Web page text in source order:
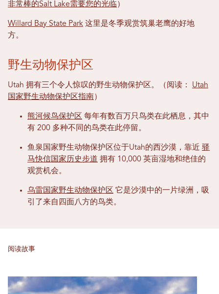
非常棒的Salt Lake需要您的光临 ）
Willard Bay State Park 这里是冬季观赏筑巢老鹰的好地
方。
野生动物保护区
Utah 拥有三个令人惊叹的野生动物保护区。（阅读： Utah
国家野生动物保护区指南 ）
熊河候鸟保护区 每年有数百万只鸟类在此栖息，其中
有 200 多种不同的鸟类在此停留。
鱼泉国家野生动物保护区位于Utah的西沙漠，靠近 驿
马快信国家历史步道 拥有 10,000 英亩湿地和绝佳的
观赏机会。
乌雷国家野生动物保护区 它是沙漠中的一片绿洲，吸
引了来自四面八方的鸟类。
阅读故事